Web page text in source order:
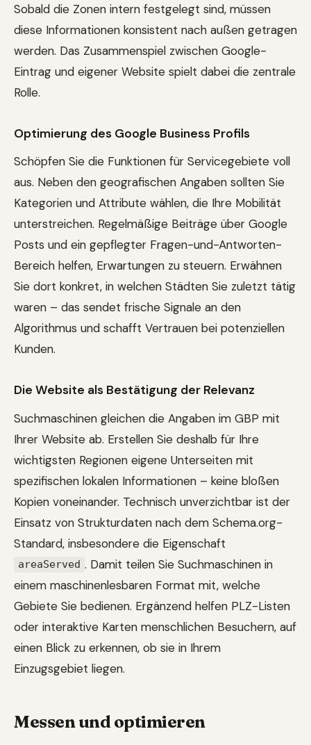
Sobald die Zonen intern festgelegt sind, müssen
diese Informationen konsistent nach außen getragen
werden. Das Zusammenspiel zwischen Google-
Eintrag und eigener Website spielt dabei die zentrale
Rolle.
Optimierung des Google Business Profils
Schöpfen Sie die Funktionen für Servicegebiete voll
aus. Neben den geografischen Angaben sollten Sie
Kategorien und Attribute wählen, die Ihre Mobilität
unterstreichen. Regelmäßige Beiträge über Google
Posts und ein gepflegter Fragen-und-Antworten-
Bereich helfen, Erwartungen zu steuern. Erwähnen
Sie dort konkret, in welchen Städten Sie zuletzt tätig
waren – das sendet frische Signale an den
Algorithmus und schafft Vertrauen bei potenziellen
Kunden.
Die Website als Bestätigung der Relevanz
Suchmaschinen gleichen die Angaben im GBP mit
Ihrer Website ab. Erstellen Sie deshalb für Ihre
wichtigsten Regionen eigene Unterseiten mit
spezifischen lokalen Informationen – keine bloßen
Kopien voneinander. Technisch unverzichtbar ist der
Einsatz von Strukturdaten nach dem Schema.org-
Standard, insbesondere die Eigenschaft
areaServed . Damit teilen Sie Suchmaschinen in
einem maschinenlesbaren Format mit, welche
Gebiete Sie bedienen. Ergänzend helfen PLZ-Listen
oder interaktive Karten menschlichen Besuchern, auf
einen Blick zu erkennen, ob sie in Ihrem
Einzugsgebiet liegen.
Messen und optimieren